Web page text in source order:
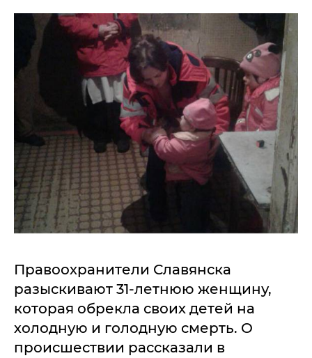
Правоохранители Славянска
разыскивают 31-летнюю женщину,
которая обрекла своих детей на
холодную и голодную смерть. О
происшествии рассказали в